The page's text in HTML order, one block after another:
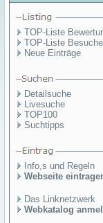
TOP-Liste
TOP-Liste
Neue Einträge
Detailsuche
Livesuche
TOP100
Suchtipps
Info,s und Regeln
Webseite
Das Linknetzwerk
Webkatalog